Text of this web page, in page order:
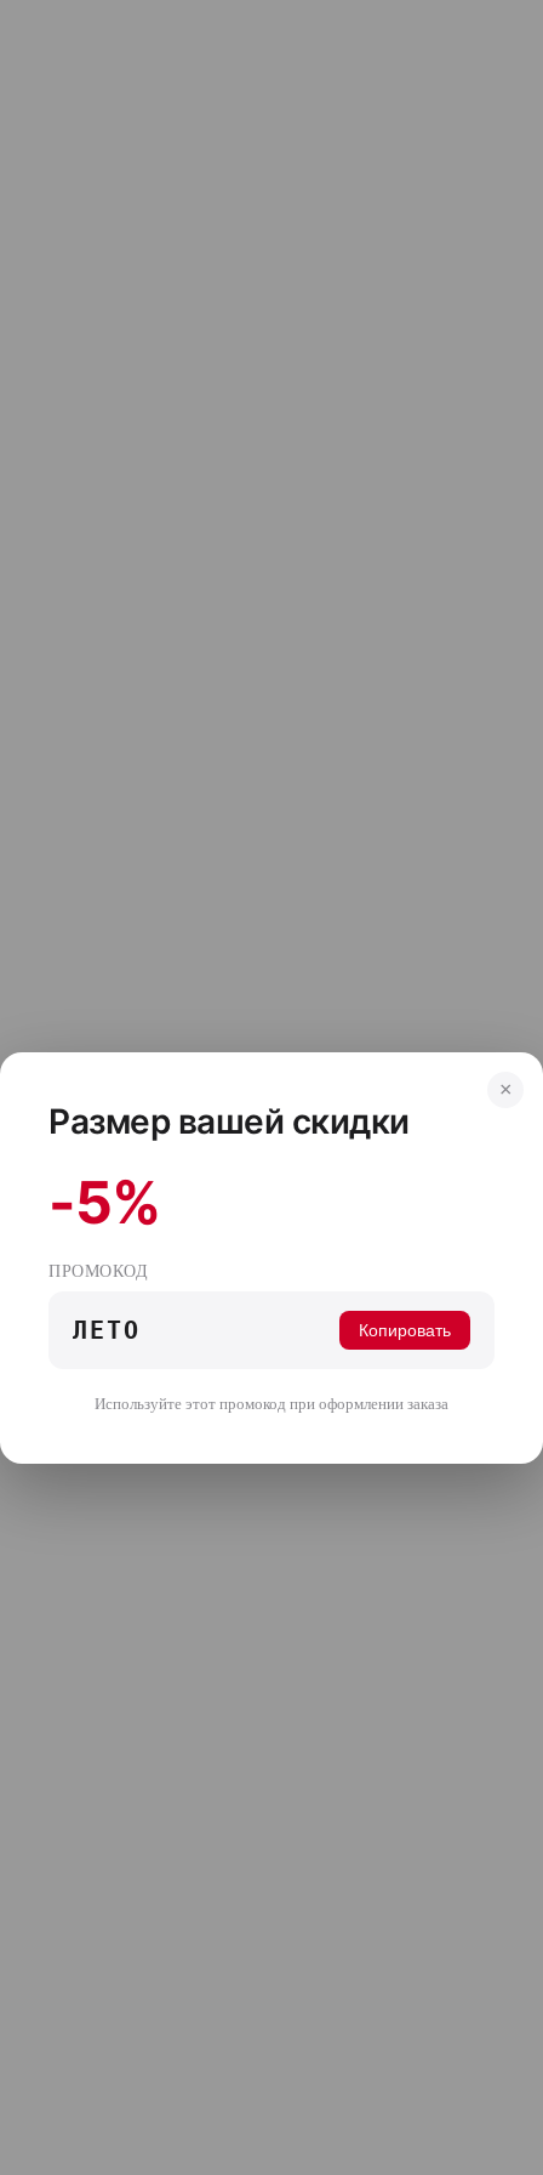
×
Размер вашей скидки
-5%
ПРОМОКОД
ЛЕТО Копировать
Используйте этот промокод при оформлении заказа